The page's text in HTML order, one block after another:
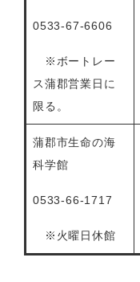
0533-67-6606
※ボートレー
ス蒲郡営業日に
限る。
蒲郡市生命の海
科学館
0533-66-1717
※火曜日休館